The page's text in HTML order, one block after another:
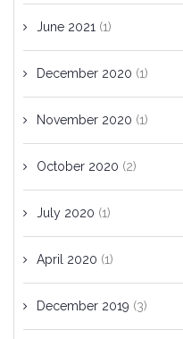
June 2021 (1)
December 2020 (1)
November 2020 (1)
October 2020 (2)
July 2020 (1)
April 2020 (1)
December 2019 (3)